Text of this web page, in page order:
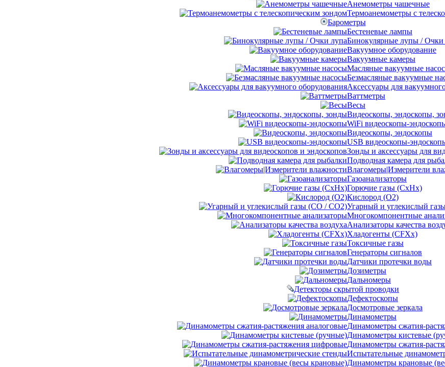
Анемометры чашечные
Термоанемометры с
Барометры
Бестеневые лампы
Бинокулярные лупы / Очки
Вакуумное оборудование
Вакуумные камеры
Масляные вакуумные
Безмасляные вакуумные
Аксессуары для
Ваттметры
Весы
Видеоскопы, эндоскопы,
WiFi видеоскопы-
Видеоскопы, эндоскопы
USB видеоскопы-
Зонды и аксессуары для
Подводная камера для
Влагомеры|Измерители
Газоанализаторы
Горючие газы (CxHx)
Кислород (O2)
Угарный и углекислый
Многокомпонентные
Анализаторы качества
Хладогенты (CFXx)
Токсичные газы
Генераторы сигналов
Датчики протечки воды
Дозиметры
Дальномеры
Детекторы скрытой проводки
Дефектоскопы
Досмотровые зеркала
Динамометры
Динамометры сжатия-
Динамометры кистевые
Динамометры сжатия-
Испытательные
Динамометры крановые